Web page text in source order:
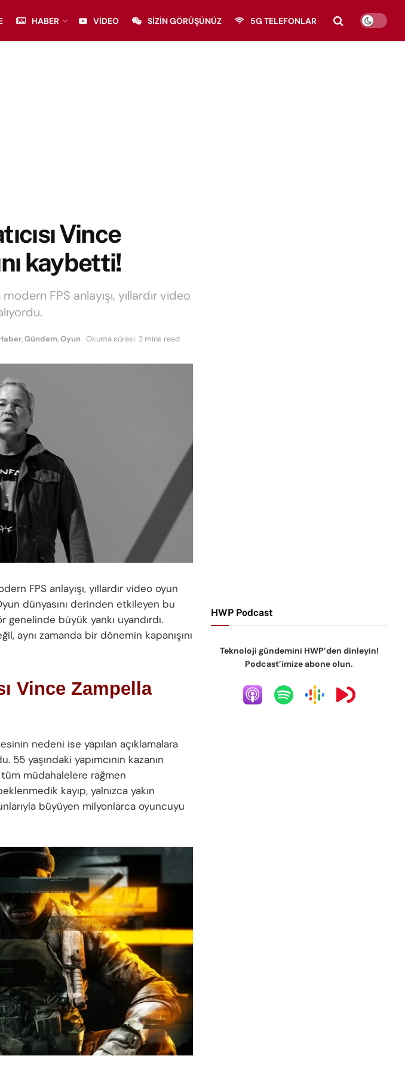
HABER VIDEO SIZIN GÖRÜŞÜNÜZ 5G TELEFONLAR
Vince
kaybetti!
FPS anlayışı, yıllardır video
,Gündem,Oyun Okuma süresi: 2 mins read
FPS anlayışı, yıllardır video oyun
dünyasını derinden etkileyen bu
büyük yankı uyandırdı.
aynı zamanda bir dönemin kapanışını
Vince Zampella
nedeni ise yapılan açıklamalara
yaşındaki yapımcının kazanın
tüm müdahalelere rağmen
kayıp, yalnızca yakın
büyüyen milyonlarca oyuncuyu
HWP Podcast
Teknoloji gündemini HWP’den dinleyin!
Podcast’imize abone olun.